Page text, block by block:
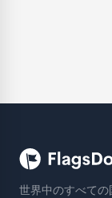
世界中のすべて